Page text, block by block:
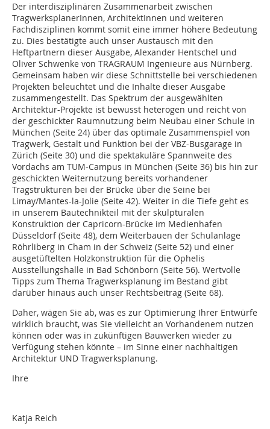
Der interdisziplinären Zusammenarbeit zwischen
TragwerksplanerInnen, ArchitektInnen und weiteren
Fachdisziplinen kommt somit eine immer höhere Bedeutung
zu. Dies bestätigte auch unser Austausch mit den
Heftpartnern dieser Ausgabe, Alexander Hentschel und
Oliver Schwenke von TRAGRAUM Ingenieure aus Nürnberg.
Gemeinsam haben wir diese Schnittstelle bei verschiedenen
Projekten beleuchtet und die Inhalte dieser Ausgabe
zusammengestellt. Das Spektrum der ausgewählten
Architektur-Projekte ist bewusst heterogen und reicht von
der geschickter Raumnutzung beim Neubau einer Schule in
München (Seite 24) über das optimale Zusammenspiel von
Tragwerk, Gestalt und Funktion bei der VBZ-Busgarage in
Zürich (Seite 30) und die spektakuläre Spannweite des
Vordachs am TUM-Campus in München (Seite 36) bis hin zur
geschickten Weiternutzung bereits vorhandener
Tragstrukturen bei der Brücke über die Seine bei
Limay/Mantes-la-Jolie (Seite 42). Weiter in die Tiefe geht es
in unserem Bautechnikteil mit der skulpturalen
Konstruktion der Capricorn-Brücke im Medienhafen
Düsseldorf (Seite 48), dem Weiterbauen der Schulanlage
Röhrliberg in Cham in der Schweiz (Seite 52) und einer
ausgetüftelten Holzkonstruktion für die Ophelis
Ausstellungshalle in Bad Schönborn (Seite 56). Wertvolle
Tipps zum Thema Tragwerksplanung im Bestand gibt
darüber hinaus auch unser Rechtsbeitrag (Seite 68).
Daher, wägen Sie ab, was es zur Optimierung Ihrer Entwürfe
wirklich braucht, was Sie vielleicht an Vorhandenem nutzen
können oder was in zukünftigen Bauwerken wieder zu
Verfügung stehen könnte – im Sinne einer nachhaltigen
Architektur UND Tragwerksplanung.
Ihre
Katja Reich